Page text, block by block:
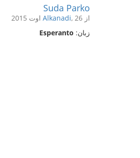
Suda Parko
از Alkanadi, 26 اوت 2015
زبان: Esperanto